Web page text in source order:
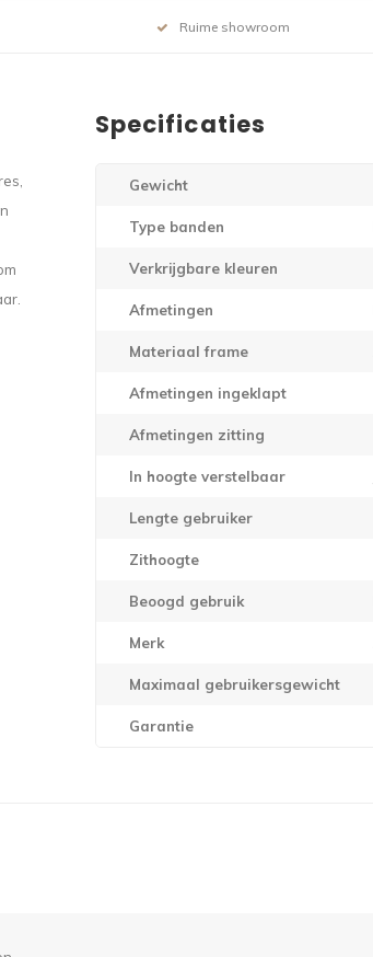
Ruime showroom
Specificaties
Gewicht
Type banden
Verkrijgbare kleuren
Afmetingen
Materiaal frame
Afmetingen ingeklapt
Afmetingen zitting
In hoogte verstelbaar
Lengte gebruiker
Zithoogte
Beoogd gebruik
Merk
Maximaal gebruikersgewicht
Garantie